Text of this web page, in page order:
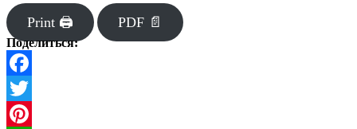
Print 🖨 PDF 📄
Поделиться:
Facebook
Twitter